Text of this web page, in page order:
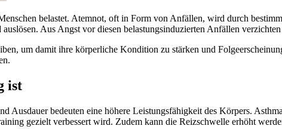
belastet. Atemnot, oft in Form von Anfällen, wird durch
Aus Angst vor diesen belastungsinduzierten Anfällen
um damit ihre körperliche Kondition zu stärken und
ist
Ausdauer bedeuten eine höhere Leistungsfähigkeit des Körpers.
gezielt verbessert wird. Zudem kann die Reizschwelle erhöht